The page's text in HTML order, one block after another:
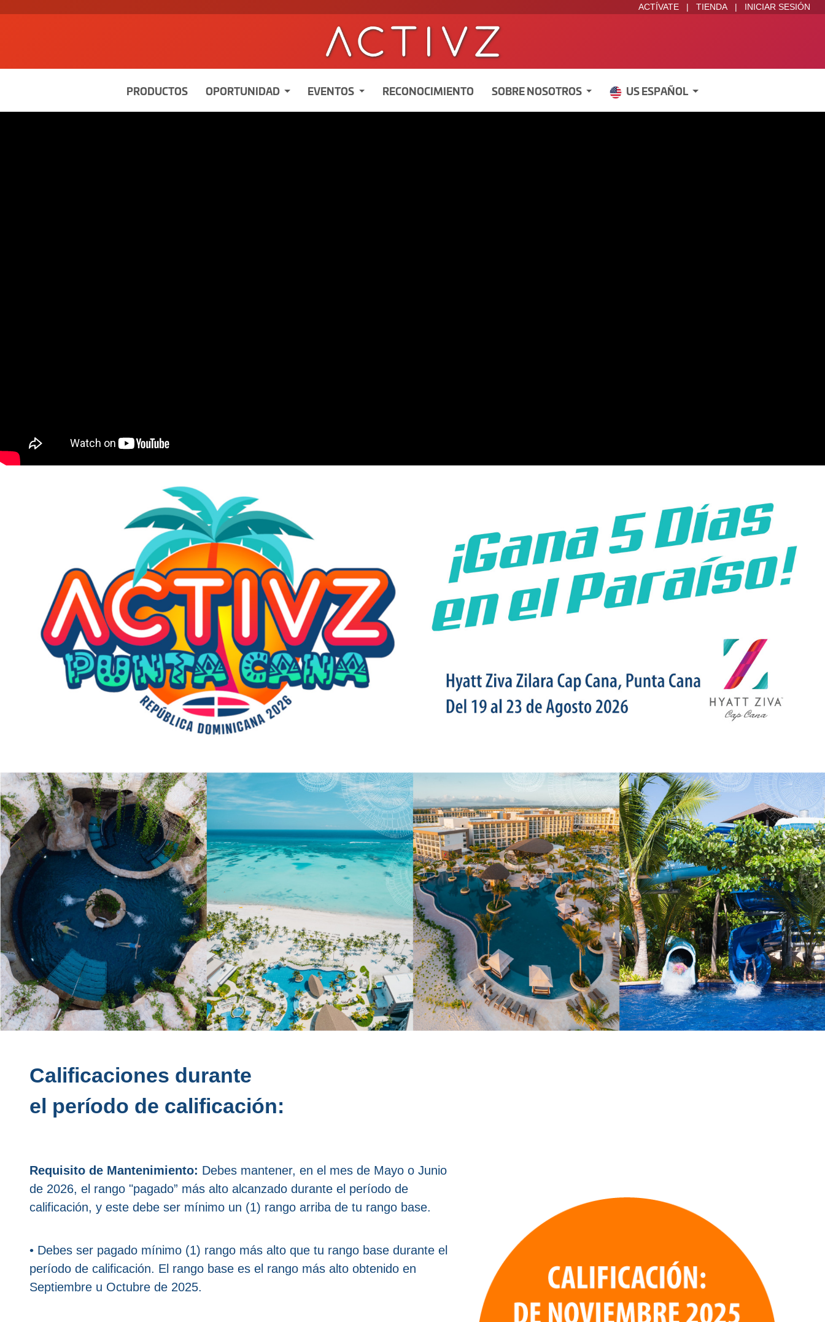
ACTÍVATE | TIENDA | INICIAR SESIÓN
PRODUCTOS OPORTUNIDAD EVENTOS RECONOCIMIENTO SOBRE NOSOTROS US ESPAÑOL
Calificaciones durante
el período de calificación:
Requisito de Mantenimiento: Debes mantener, en el mes de Mayo o Junio
de 2026, el rango "pagado” más alto alcanzado durante el período de
calificación, y este debe ser mínimo un (1) rango arriba de tu rango base.
• Debes ser pagado mínimo (1) rango más alto que tu rango base durante el
período de calificación. El rango base es el rango más alto obtenido en
Septiembre u Octubre de 2025.